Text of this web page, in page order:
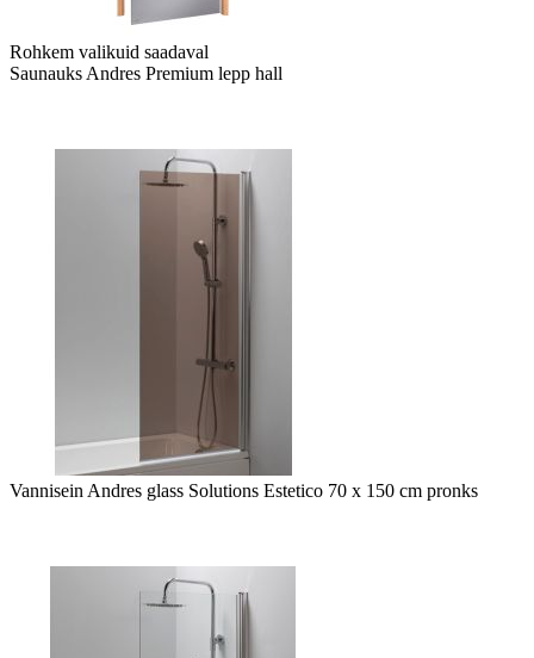
Rohkem valikuid saadaval
Saunauks Andres Premium lepp hall
Vannisein Andres glass Solutions Estetico 70 x 150 cm pronks